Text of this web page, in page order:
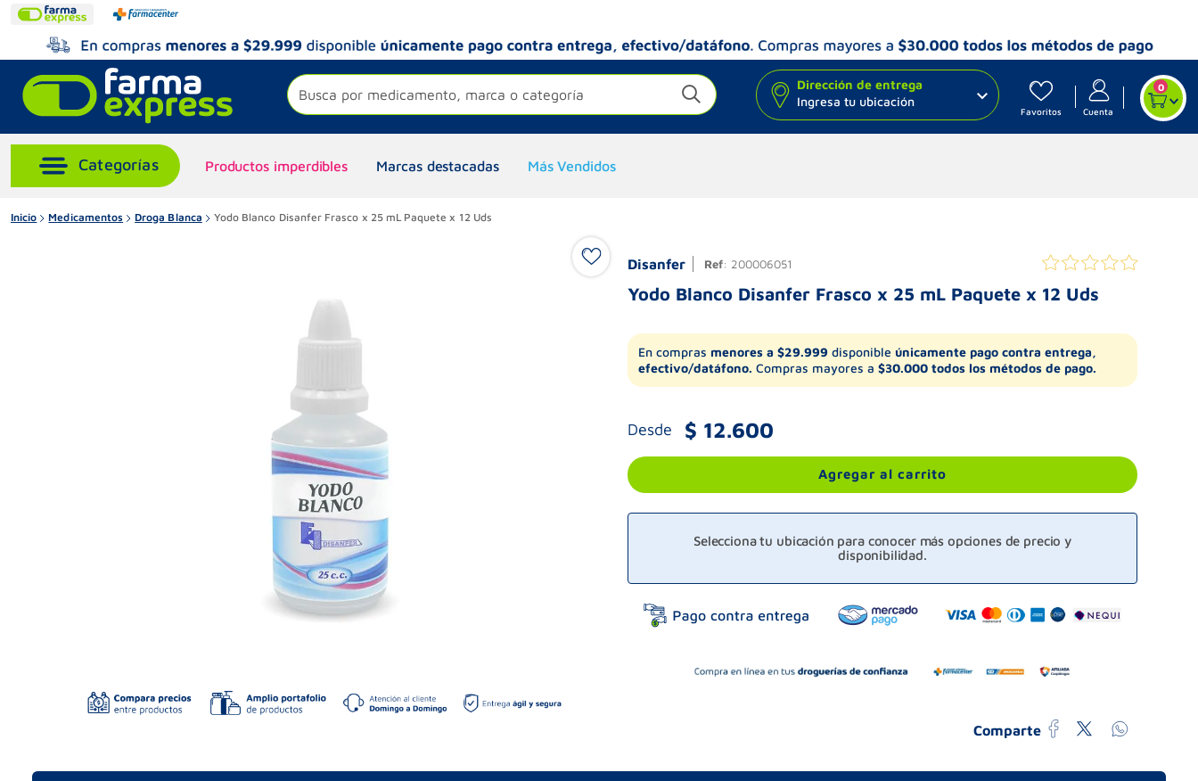
Busca por medicamento, marca o categoría
Dirección de entrega
Ingresa tu ubicación
Favoritos Cuenta
0
Productos imperdibles Marcas destacadas Más Vendidos
Inicio Medicamentos Droga Blanca Yodo Blanco Disanfer Frasco x 25 mL Paquete x 12 Uds
Disanfer Ref: 200006051
Yodo Blanco Disanfer Frasco x 25 mL Paquete x 12 Uds
En compras menores a $29.999 disponible únicamente pago contra entrega,
efectivo/datáfono. Compras mayores a $30.000 todos los métodos de pago.
Desde $ 12.600
Agregar al carrito
Selecciona tu ubicación para conocer más opciones de precio y
disponibilidad.
Comparte